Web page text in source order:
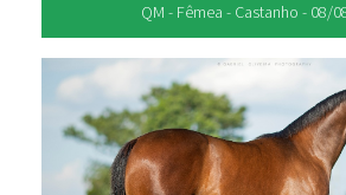
QM - Fêmea - Castanho - 08/